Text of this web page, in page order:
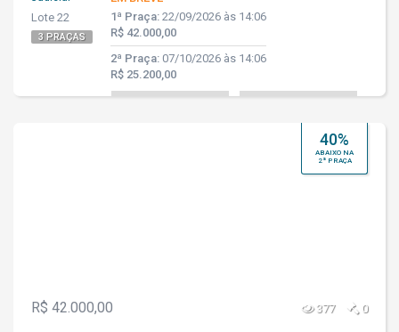
Lote 22
3 PRAÇAS
1ª Praça: 22/09/2026 às 14:06
R$ 42.000,00
2ª Praça: 07/10/2026 às 14:06
R$ 25.200,00
40%
ABAIXO NA
2ª PRAÇA
R$ 42.000,00 377 0